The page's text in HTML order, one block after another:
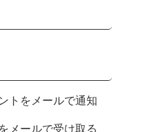
トをメールで通知
メールで受け取る